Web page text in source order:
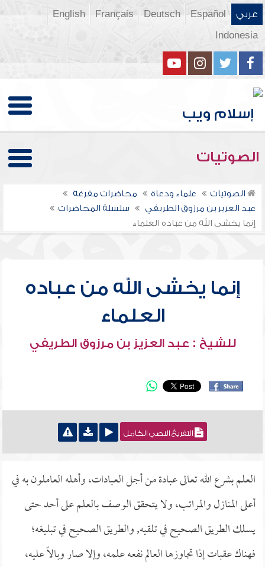
عربي Español
Deutsch
Français
English
Indonesia
الصوتيات
الصوتيات علماء ودعاة
محاضرات مفرغة
عبد العزيز بن مرزوق الطريفي
سلسلة المحاضرات
إنما يخشى الله من عباده العلماء
إنما يخشى الله من عباده
العلماء
للشيخ : عبد العزيز بن مرزوق الطريفي
التفريغ النصي الكامل
العلم بشرع الله تعالى عبادة من أجل العبادات، وأهله العاملون به في
أعلى المنازل والمراتب، ولا يتحقق الوصف بالعلم على أحد حتى
يسلك الطريق الصحيح في تلقيه, والطريق الصحيح في تبليغه؛
فهناك عقبات إذا تجاوزها العالم نفعه علمه، وإلا صار وبالاً عليه،